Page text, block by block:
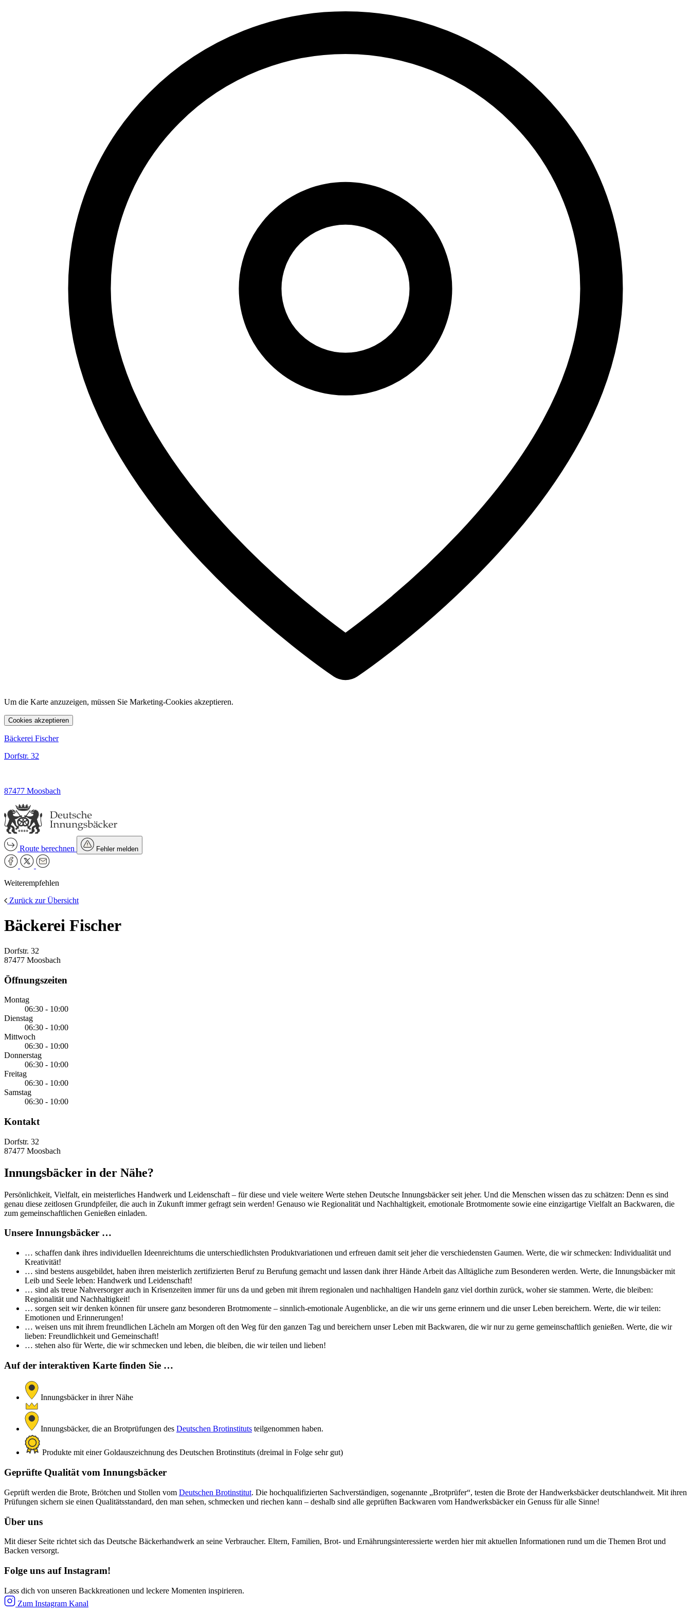
Um die Karte anzuzeigen, müssen Sie Marketing-Cookies akzeptieren.
Cookies akzeptieren
Bäckerei Fischer
Dorfstr. 32
87477 Moosbach
Route berechnen Fehler melden
Weiterempfehlen
Zurück zur Übersicht
Bäckerei Fischer
Dorfstr. 32
87477 Moosbach
Öffnungszeiten
Montag
06:30 - 10:00
Dienstag
06:30 - 10:00
Mittwoch
06:30 - 10:00
Donnerstag
06:30 - 10:00
Freitag
06:30 - 10:00
Samstag
06:30 - 10:00
Kontakt
Dorfstr. 32
87477 Moosbach
Innungsbäcker in der Nähe?
Persönlichkeit, Vielfalt, ein meisterliches Handwerk und Leidenschaft – für diese und viele weitere Werte stehen Deutsche Innungsbäcker seit jeher. Und die Menschen wissen das zu schätzen: Denn es sind
genau diese zeitlosen Grundpfeiler, die auch in Zukunft immer gefragt sein werden! Genauso wie Regionalität und Nachhaltigkeit, emotionale Brotmomente sowie eine einzigartige Vielfalt an Backwaren, die
zum gemeinschaftlichen Genießen einladen.
Unsere Innungsbäcker …
… schaffen dank ihres individuellen Ideenreichtums die unterschiedlichsten Produktvariationen und erfreuen damit seit jeher die verschiedensten Gaumen. Werte, die wir schmecken: Individualität und
Kreativität!
… sind bestens ausgebildet, haben ihren meisterlich zertifizierten Beruf zu Berufung gemacht und lassen dank ihrer Hände Arbeit das Alltägliche zum Besonderen werden. Werte, die Innungsbäcker mit
Leib und Seele leben: Handwerk und Leidenschaft!
… sind als treue Nahversorger auch in Krisenzeiten immer für uns da und geben mit ihrem regionalen und nachhaltigen Handeln ganz viel dorthin zurück, woher sie stammen. Werte, die bleiben:
Regionalität und Nachhaltigkeit!
… sorgen seit wir denken können für unsere ganz besonderen Brotmomente – sinnlich-emotionale Augenblicke, an die wir uns gerne erinnern und die unser Leben bereichern. Werte, die wir teilen:
Emotionen und Erinnerungen!
… weisen uns mit ihrem freundlichen Lächeln am Morgen oft den Weg für den ganzen Tag und bereichern unser Leben mit Backwaren, die wir nur zu gerne gemeinschaftlich genießen. Werte, die wir
lieben: Freundlichkeit und Gemeinschaft!
… stehen also für Werte, die wir schmecken und leben, die bleiben, die wir teilen und lieben!
Auf der interaktiven Karte finden Sie …
Innungsbäcker in ihrer Nähe
Innungsbäcker, die an Brotprüfungen des Deutschen Brotinstituts teilgenommen haben.
Produkte mit einer Goldauszeichnung des Deutschen Brotinstituts (dreimal in Folge sehr gut)
Geprüfte Qualität vom Innungsbäcker
Geprüft werden die Brote, Brötchen und Stollen vom Deutschen Brotinstitut. Die hochqualifizierten Sachverständigen, sogenannte „Brotprüfer“, testen die Brote der Handwerksbäcker deutschlandweit. Mit ihren
Prüfungen sichern sie einen Qualitätsstandard, den man sehen, schmecken und riechen kann – deshalb sind alle geprüften Backwaren vom Handwerksbäcker ein Genuss für alle Sinne!
Über uns
Mit dieser Seite richtet sich das Deutsche Bäckerhandwerk an seine Verbraucher. Eltern, Familien, Brot- und Ernährungsinteressierte werden hier mit aktuellen Informationen rund um die Themen Brot und
Backen versorgt.
Folge uns auf Instagram!
Lass dich von unseren Backkreationen und leckere Momenten inspirieren.
Zum Instagram Kanal